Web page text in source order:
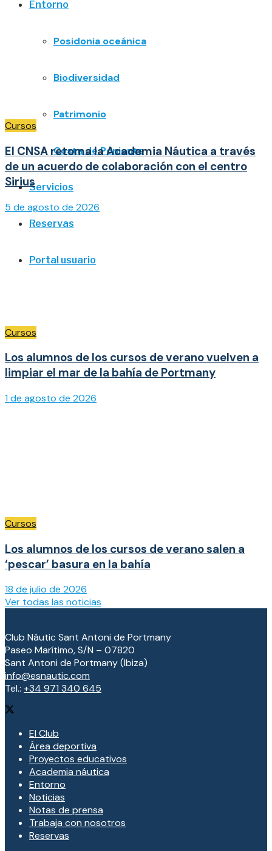
Entorno
Posidonia oceánica
Biodiversidad
Patrimonio
Costa de Poniente
Servicios
Reservas
Portal usuario
Cursos
El CNSA retoma la Academia Náutica a través
de un acuerdo de colaboración con el centro
Sirius
5 de agosto de 2026
Cursos
Los alumnos de los cursos de verano vuelven a
limpiar el mar de la bahía de Portmany
1 de agosto de 2026
Cursos
Los alumnos de los cursos de verano salen a
‘pescar’ basura en la bahía
18 de julio de 2026
Ver todas las noticias
Club Nàutic Sant Antoni de Portmany
Paseo Marítimo, S/N – 07820
Sant Antoni de Portmany (Ibiza)
info@esnautic.com
Tel.: +34 971 340 645
El Club
Área deportiva
Proyectos educativos
Academia náutica
Entorno
Noticias
Notas de prensa
Trabaja con nosotros
Reservas